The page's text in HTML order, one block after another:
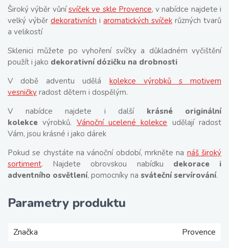
Široký výběr vůnísvíček ve skle Provence, v nabídce najdete i
velký výběr dekorativních i aromatických svíček různých tvarů
a velikostí
Sklenici můžete po vyhoření svíčky a důkladném vyčištění
použít i jako dekorativní dózičku na drobnosti
V době adventu udělá kolekce výrobků s motivem
vesničky radost dětem i dospělým.
V nabídce najdete i další krásné originální
kolekce výrobků. Vánoční ucelené kolekce udělají radost
Vám, jsou krásné i jako dárek
Pokud se chystáte na vánoční období, mrkněte na náš široký
sortiment. Najdete obrovskou nabídku dekorace i
adventního osvětlení, pomocníky na sváteční servírování.
Parametry produktu
Značka Provence